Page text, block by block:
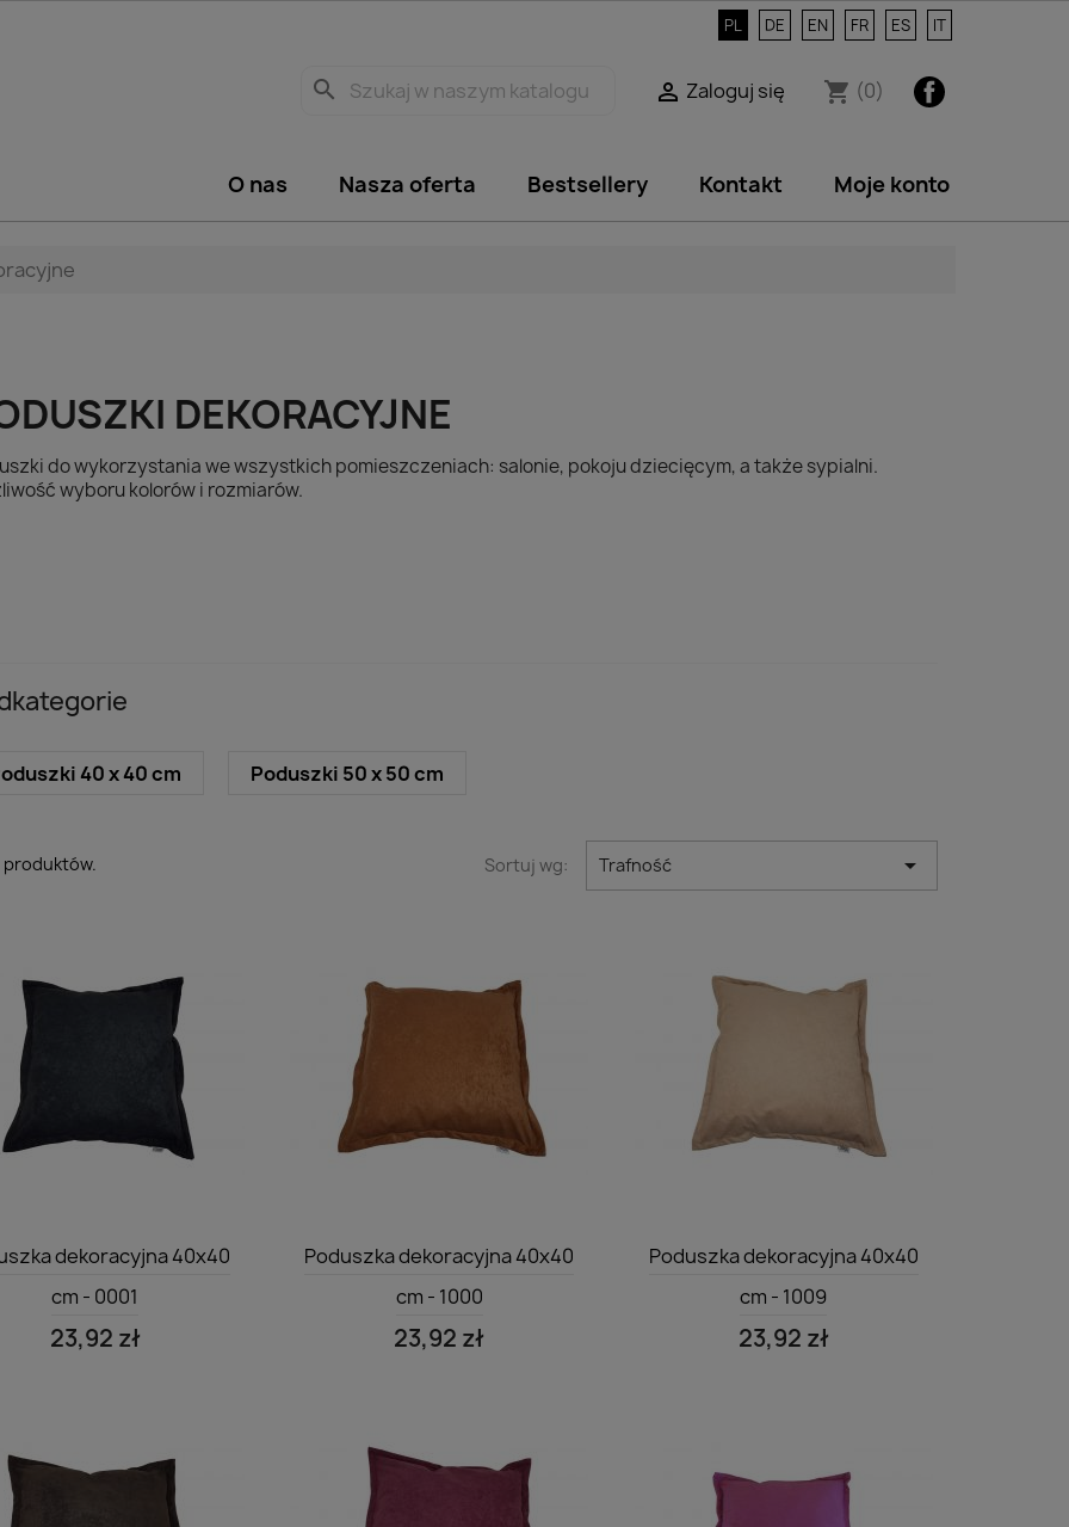
PL DE EN FR ES IT
Facebook
shopping_cart (0)
 Zaloguj się
search
O nas Nasza oferta Bestsellery Kontakt Moje konto
DEKORACYJNE
do wykorzystania we wszystkich pomieszczeniach: salonie, pokoju dziecięcym, a także sypialni.
wyboru kolorów i rozmiarów.
40 x 40 cm Poduszki 50 x 50 cm
produktów. Sortuj wg: Trafność 
 Szybki podgląd
dekoracyjna 40x40
cm - 0001
23,92 zł
 Szybki podgląd
Poduszka dekoracyjna 40x40
cm - 1000
23,92 zł
 Szybki podgląd
Poduszka dekoracyjna 40x40
cm - 1009
23,92 zł